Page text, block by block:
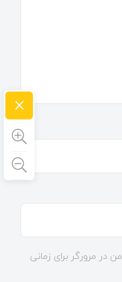
در مرورگر برای زمانی
×